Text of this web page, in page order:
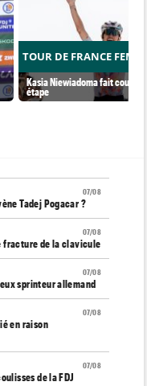
TOUR DE FRANCE
Kasia Niewiadoma fait coup
étape
07/08
Tadej Pogacar ?
07/08
fracture de la clavicule
07/08
sprinteur allemand
07/08
en raison
07/08
de la FDJ